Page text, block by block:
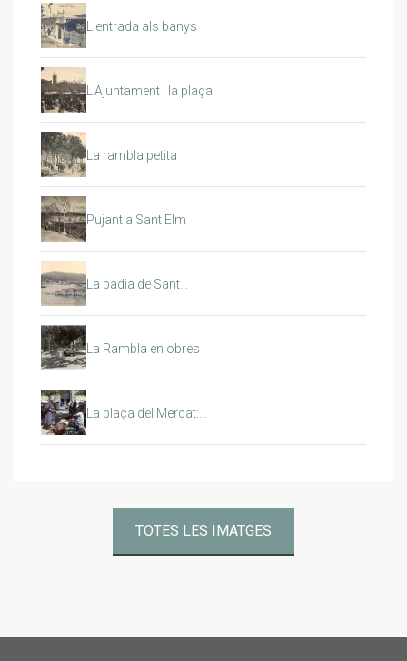
L'entrada als banys
L'Ajuntament i la plaça
La rambla petita
Pujant a Sant Elm
La badia de Sant…
La Rambla en obres
La plaça del Mercat:…
TOTES LES IMATGES